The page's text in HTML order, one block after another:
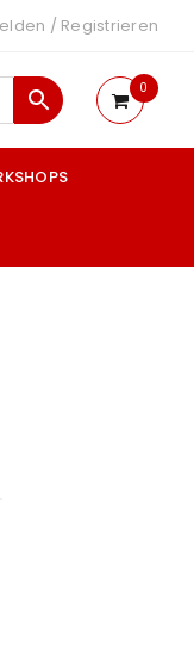
/ Registrieren
0